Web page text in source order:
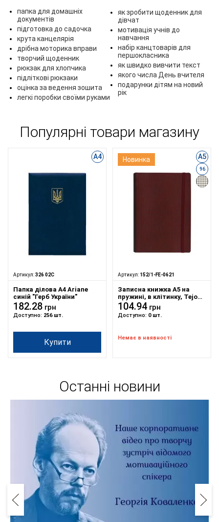
папка для домашніх
документів
підготовка до садочка
крута канцелярія
дрібна моторика вправи
творчий щоденник
рюкзак для хлопчика
підліткові рюкзаки
оцінка за ведення зошита
легкі поробки своїми руками
як зробити щоденник для
дівчат
мотивація учнів до
навчання
набір канцтоварів для
першокласника
як швидко вивчити текст
якого числа День вчителя
подарунки дітям на новий
рік
Популярні товари магазину
А4
Артикул:326 02С
Папка ділова А4 Ariane
синій "Герб України"
182.28 грн
Доступно: 256 шт.
Купити
Новинка А5
96
Артикул: 152/1-FE-0621
Записна книжка А5 на
пружині, в клітинку, Tejo
на гумці бордова
104.94 грн
Доступно: 0 шт.
Немає в наявності
Останні новини